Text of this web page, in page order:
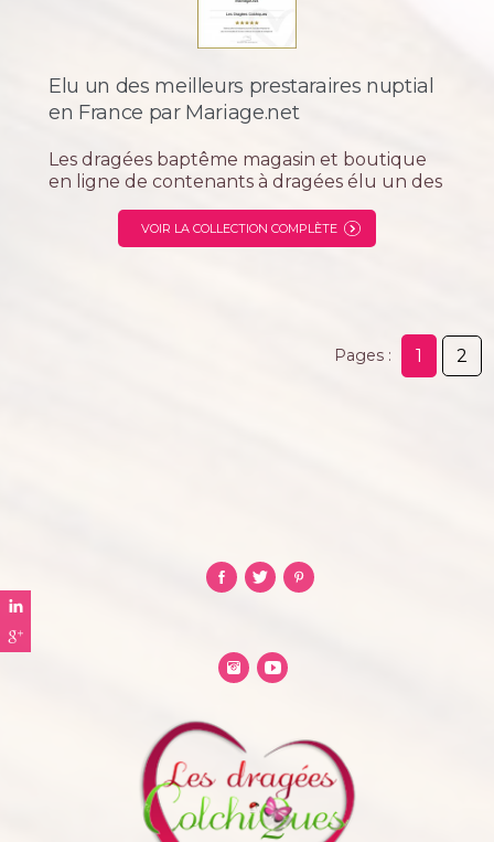
Elu un des meilleurs prestaraires nuptial
en France par Mariage.net
Les dragées baptême magasin et boutique
en ligne de contenants à dragées élu un des
utilisateurs du site le plus reconnu en
France leader dans le monde MARIAGE.NET
VOIR LA COLLECTION COMPLÈTE
Pages : 1 2